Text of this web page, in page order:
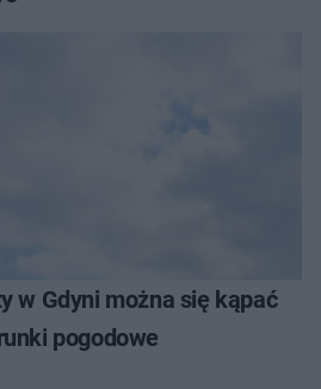
w Gdyni można się kąpać
pogodowe